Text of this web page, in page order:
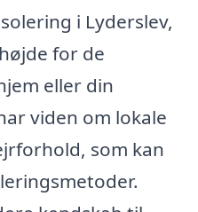
i Lyderslev,
for de
eller din
viden om lokale
som kan